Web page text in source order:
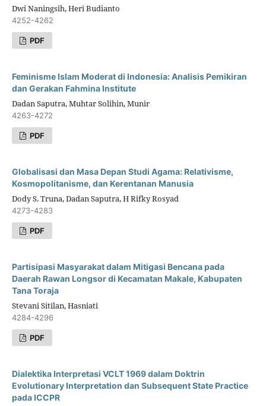
Dwi Naningsih, Heri Budianto
4252-4262
PDF
Feminisme Islam Moderat di Indonesia: Analisis Pemikiran
dan Gerakan Fahmina Institute
Dadan Saputra, Muhtar Solihin, Munir
4263-4272
PDF
Globalisasi dan Masa Depan Studi Agama: Relativisme,
Kosmopolitanisme, dan Kerentanan Manusia
Dody S. Truna, Dadan Saputra, H Rifky Rosyad
4273-4283
PDF
Partisipasi Masyarakat dalam Mitigasi Bencana pada
Daerah Rawan Longsor di Kecamatan Makale, Kabupaten
Tana Toraja
Stevani Sitilan, Hasniati
4284-4296
PDF
Dialektika Interpretasi VCLT 1969 dalam Doktrin
Evolutionary Interpretation dan Subsequent State Practice
pada ICCPR